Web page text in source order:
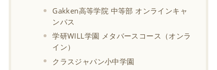
Gakken高等学院 中等部 オンラインキャ
ンパス
学研WILL学園 メタバースコース（オンラ
イン）
クラスジャパン小中学園